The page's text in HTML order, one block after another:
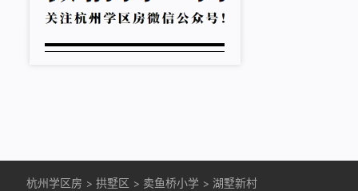
杭州学区房 >拱墅区 > 卖鱼桥小学 >湖墅新村